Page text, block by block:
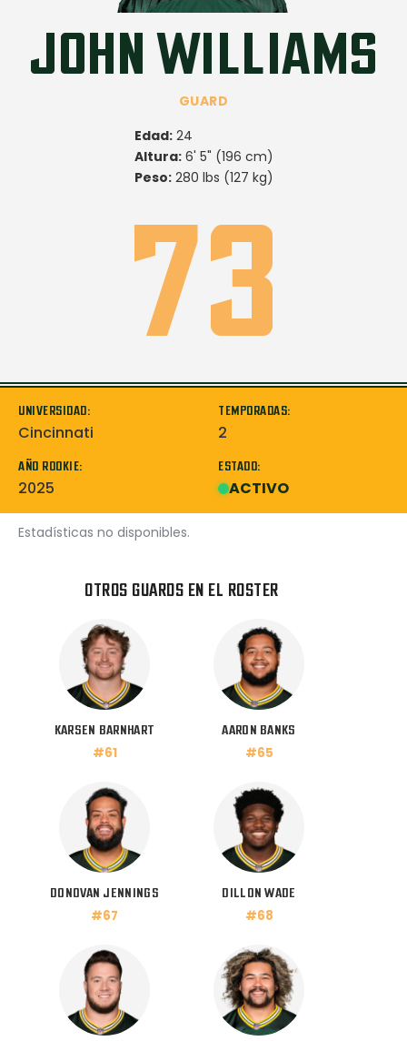
JOHN WILLIAMS
GUARD
Edad:24
Altura:6' 5" (196 cm)
Peso:280 lbs (127 kg)
73
UNIVERSIDAD:
Cincinnati
TEMPORADAS:
2
AÑO ROOKIE:
2025
ESTADO:
ACTIVO
Estadísticas no disponibles.
OTROS GUARDS EN EL ROSTER
KARSEN BARNHART
#61
AARON BANKS
#65
DONOVAN JENNINGS
#67
DILLON WADE
#68